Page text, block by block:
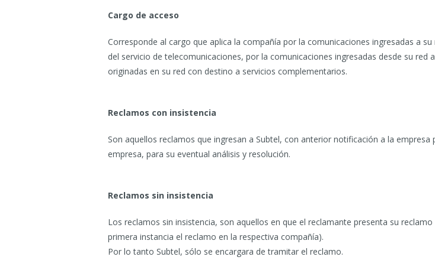
Cargo de acceso
Corresponde al cargo que aplica la compañía por la comunicaciones ingresadas a
del servicio de telecomunicaciones, por la comunicaciones ingresadas desde su
originadas en su red con destino a servicios complementarios.
Reclamos con insistencia
Son aquellos reclamos que ingresan a Subtel, con anterior notificación a la
empresa, para su eventual análisis y resolución.
Reclamos sin insistencia
Los reclamos sin insistencia, son aquellos en que el reclamante presenta su
primera instancia el reclamo en la respectiva compañía).
Por lo tanto Subtel, sólo se encargara de tramitar el reclamo.